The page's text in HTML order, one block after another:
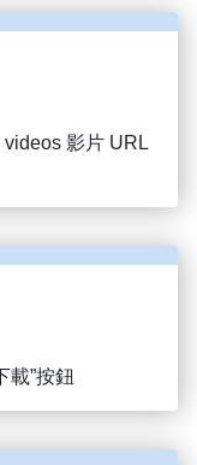
videos 影片 URL
載”按鈕